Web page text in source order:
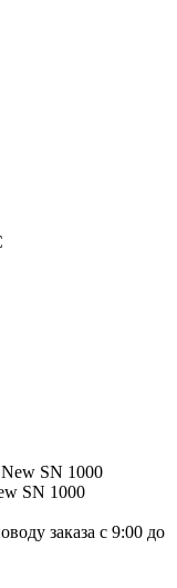
SN 1000
заказа с 9:00 до